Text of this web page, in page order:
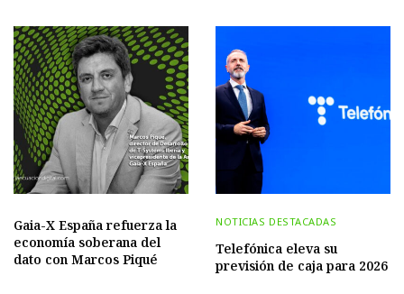
Gaia-X España refuerza la
economía soberana del
dato con Marcos Piqué
NOTICIAS DESTACADAS
Telefónica eleva su
previsión de caja para 2026